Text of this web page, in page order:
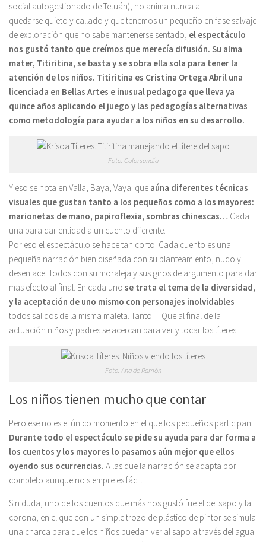
social autogestionado de Tetuán), no anima nunca a
quedarse quieto y callado y que tenemos un pequeño en fase salvaje
de exploración que no sabe mantenerse sentado, el espectáculo
nos gustó tanto que creímos que merecía difusión. Su alma
mater, Titiritina, se basta y se sobra ella sola para tener la
atención de los niños. Titiritina es Cristina Ortega Abril una
licenciada en Bellas Artes e inusual pedagoga que lleva ya
quince años aplicando el juego y las pedagogías alternativas
como metodología para ayudar a los niños en su desarrollo.
Foto: Colorsandía
Y eso se nota en Valla, Baya, Vaya! que aúna diferentes técnicas
visuales que gustan tanto a los pequeños como a los mayores:
marionetas de mano, papiroflexia, sombras chinescas… Cada
una para dar entidad a un cuento diferente.
Por eso el espectáculo se hace tan corto. Cada cuento es una
pequeña narración bien diseñada con su planteamiento, nudo y
desenlace. Todos con su moraleja y sus giros de argumento para dar
mas efecto al final. En cada uno se trata el tema de la diversidad,
y la aceptación de uno mismo con personajes inolvidables
todos salidos de la misma maleta. Tanto… Que al final de la
actuación niños y padres se acercan para ver y tocar los títeres.
Foto: Ana de Ramón
Los niños tienen mucho que contar
Pero ese no es el único momento en el que los pequeños participan.
Durante todo el espectáculo se pide su ayuda para dar forma a
los cuentos y los mayores lo pasamos aún mejor que ellos
oyendo sus ocurrencias. A las que la narración se adapta por
completo aunque no siempre es fácil.
Sin duda, uno de los cuentos que más nos gustó fue el del sapo y la
corona, en el que con un simple trozo de plástico de pintor se simula
una charca para que los niños puedan ver al sapo a través del agua